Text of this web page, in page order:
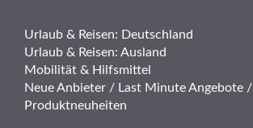
Urlaub & Reisen: Deutschland
Urlaub & Reisen: Ausland
Mobilität & Hilfsmittel
Neue Anbieter / Last Minute Angebote /
Produktneuheiten